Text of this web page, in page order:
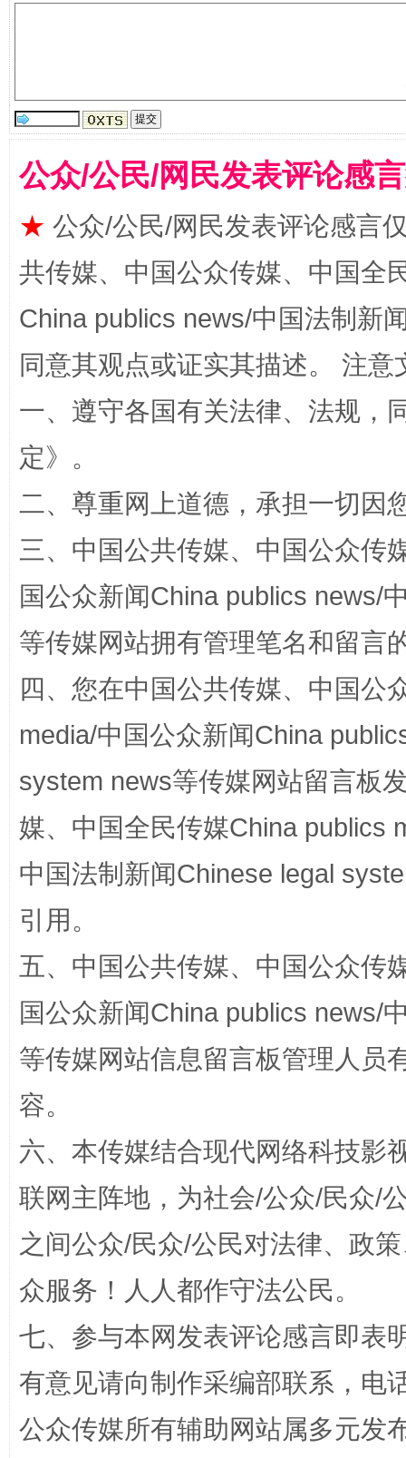
全民健身五年计划来了！等你上场
阿坝州三大球赛在茂县开幕 规模
国家大学科技园优化重塑工作
公众/公民/网民发表评论感
★ 公众/公民/网民发表评论感言
共传媒、中国公众传媒、中国全
China publics news/中国法制新
同意其观点或证实其描述。 注
一、遵守各国有关法律、法规，
定》。
二、尊重网上道德，承担一切因
三、中国公共传媒、中国公众传
国公众新闻China publics news/
等传媒网站拥有管理笔名和留言
四、您在中国公共传媒、中国公
media/中国公众新闻China
system news等传媒网站留言板
媒、中国全民传媒China publics
中国法制新闻Chinese legal
引用。
五、中国公共传媒、中国公众传
国公众新闻China publics news/
等传媒网站信息留言板管理人员
容。
六、本传媒结合现代网络科技影
联网主阵地，为社会/公众/民众/
之间公众/民众/公民对法律、政
众服务！人人都作守法公民。
七、参与本网发表评论感言即表
有意见请向制作采编部联系，电
公众传媒所有辅助网站属多元发